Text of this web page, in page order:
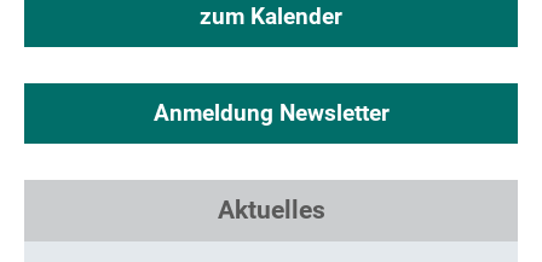
zum Kalender
Anmeldung Newsletter
Aktuelles